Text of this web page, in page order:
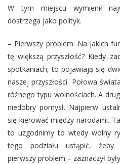
W tym miejscu wymienił
dostrzega jako polityk.
– Pierwszy problem. Na jakich
tę większą przyszłość? Kiedy
spotkaniach, to pojawiają się
naszej przyszłości. Połowa
różnego typu wolnościach. A
niedobry pomysł. Najpierw
się kierować między narodami.
to uzgodnimy to wtedy wolny
tego podziału ustąpić,
pierwszy problem – zaznaczył